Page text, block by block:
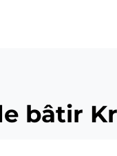
bâtir